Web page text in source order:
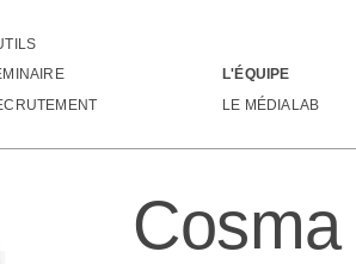
L'ÉQUIPE
LE MÉDIALAB